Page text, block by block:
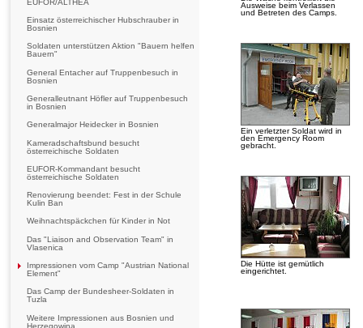
EUFOR/ALTHEA
Einsatz österreichischer Hubschrauber in
Bosnien
Soldaten unterstützen Aktion "Bauern helfen
Bauern"
General Entacher auf Truppenbesuch in
Bosnien
Generalleutnant Höfler auf Truppenbesuch
in Bosnien
Generalmajor Heidecker in Bosnien
Kameradschaftsbund besucht
österreichische Soldaten
EUFOR-Kommandant besucht
österreichische Soldaten
Renovierung beendet: Fest in der Schule
Kulin Ban
Weihnachtspäckchen für Kinder in Not
Das "Liaison and Observation Team" in
Vlasenica
Impressionen vom Camp "Austrian National
Element"
Das Camp der Bundesheer-Soldaten in
Tuzla
Weitere Impressionen aus Bosnien und
Herzegowina
Ausweise beim Verlassen
und Betreten des Camps.
Ein verletzter Soldat wird in
den Emergency Room
gebracht.
Die Hütte ist gemütlich
eingerichtet.